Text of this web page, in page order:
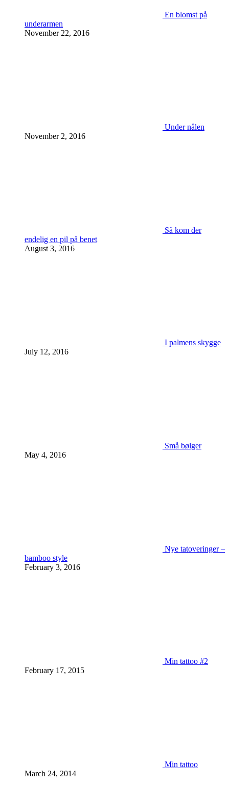
En blomst på
underarmen
November 22, 2016
Under nålen
November 2, 2016
Så kom der
endelig en pil på benet
August 3, 2016
I palmens skygge
July 12, 2016
Små bølger
May 4, 2016
Nye tatoveringer –
bamboo style
February 3, 2016
Min tattoo #2
February 17, 2015
Min tattoo
March 24, 2014